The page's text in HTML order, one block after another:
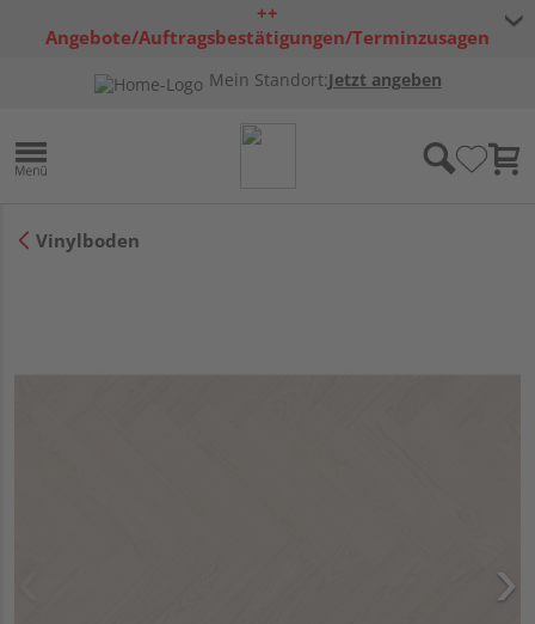
++
Angebote/Auftragsbestätigungen/Terminzusagen
Mein Standort:Jetzt angeben
Vinylboden